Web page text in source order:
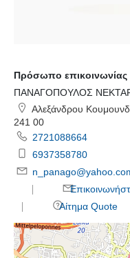
Πρόσωπο επικοινωνίας
ΠΑΝΑΓΟΠΟΥΛΟΣ
Αλεξάνδρου
241 00
2721088664
6937358780
Αίτημα Quote